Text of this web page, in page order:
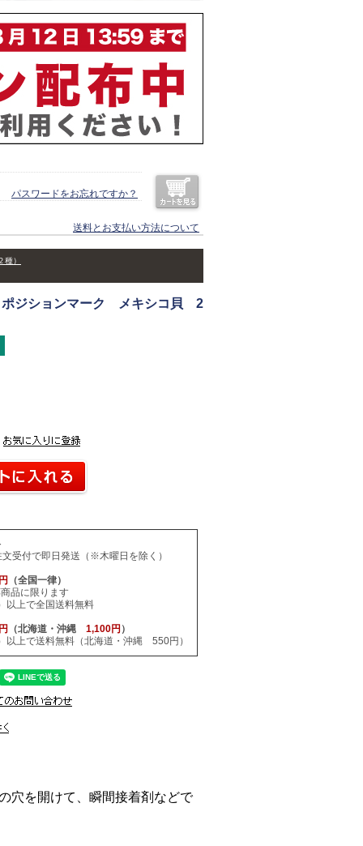
パスワードをお忘れですか？
送料とお支払い方法について
）
ポジションマーク メキシコ貝 2
受付で即日発送（※木曜日を除く）
（全国一律）
品に限ります
以上で全国送料無料
（北海道・沖縄 1,100円 ）
以上で送料無料（北海道・沖縄 550円）
穴を開けて、瞬間接着剤などで